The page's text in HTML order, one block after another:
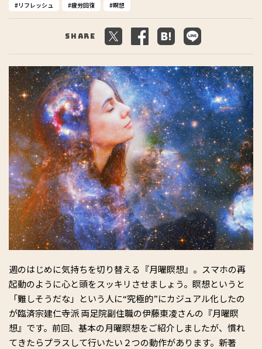
リフレッシュ 疲労回復 瞑想
Share
週のはじめに気持ちを切り替える『月曜瞑想』。スマホの再
起動のように心と頭をスッキリさせましょう。瞑想というと
「難しそうだな」という人に“究極的”にカジュアル化したの
が臨済宗建仁寺派 両足院副住職の伊藤東凌さんの『月曜瞑
想』です。前回、基本の月曜瞑想をご紹介しましたが、慣れ
てきたらプラスして行いたい２つの動作があります。新著